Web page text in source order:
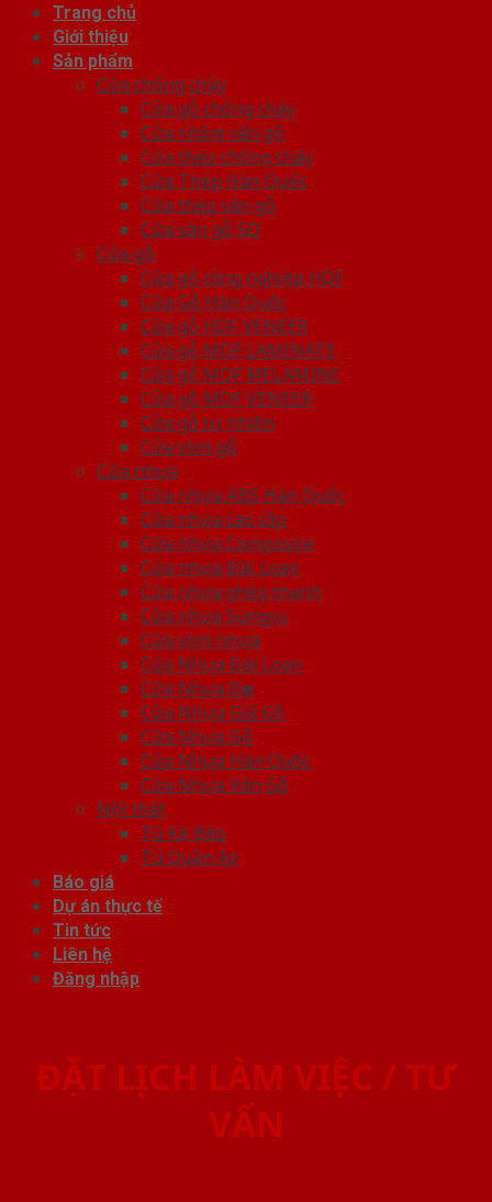
Trang chủ
Giới thiệu
Sản phẩm
Cửa chống cháy
Cửa gỗ chống cháy
Cửa nhôm vân gỗ
Cửa thép chống cháy
Cửa Thép Hàn Quốc
Cửa thép vân gỗ
Cửa vân gỗ 5D
Cửa gỗ
Cửa gỗ công nghiệp HDF
Cửa Gỗ Hàn Quốc
Cửa gỗ HDF VENEER
Cửa gỗ MDF LAMINATE
Cửa gỗ MDF MELAMINE
Cửa gỗ MDF VENEER
Cửa gỗ tự nhiên
Cửa vòm gỗ
Cửa nhựa
Cửa nhựa ABS Hàn Quốc
Cửa nhựa cao cấp
Cửa nhựa Composite
Cửa nhựa Đài Loan
Cửa nhựa ghép thanh
Cửa nhựa Sungyu
Cửa vòm nhựa
Cửa Nhựa Đài Loan
Cửa Nhựa Đẹp
Cửa Nhựa Giả Gỗ
Cửa Nhựa Gỗ
Cửa Nhựa Hàn Quốc
Cửa Nhựa Vân Gỗ
Nội thất
Tủ Kệ Bếp
Tủ Quần Áo
Báo giá
Dự án thực tế
Tin tức
Liên hệ
Đăng nhập
ĐẶT LỊCH LÀM VIỆC / TƯ
VẤN